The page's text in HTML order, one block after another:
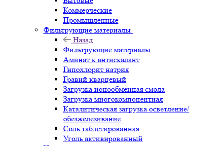
Коммерческие
Промышленные
Фильтрующие материалы
Назад
Фильтрующие материалы
Аминат к антискалант
Гипохлорит натрия
Гравий кварцевый
Загрузка ионообменная смола
Загрузка многокомпонентная
Каталитическая загрузка осветление/
обезжелезивание
Соль таблетированная
Уголь активированный